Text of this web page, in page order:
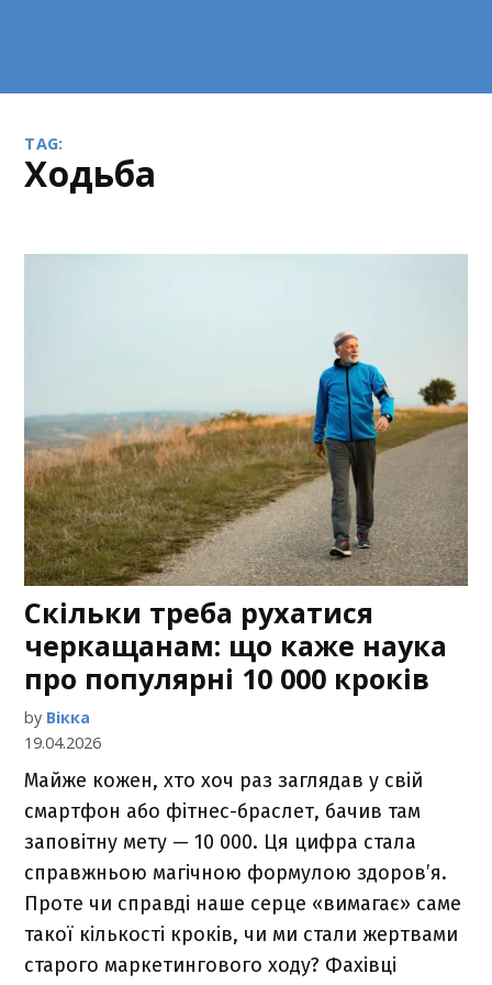
TAG:
ходьба
Скільки треба рухатися
черкащанам: що каже наука
про популярні 10 000 кроків
by Вікка
19.04.2026
Майже кожен, хто хоч раз заглядав у свій
смартфон або фітнес-браслет, бачив там
заповітну мету — 10 000. Ця цифра стала
справжньою магічною формулою здоров’я.
Проте чи справді наше серце «вимагає» саме
такої кількості кроків, чи ми стали жертвами
старого маркетингового ходу? Фахівці